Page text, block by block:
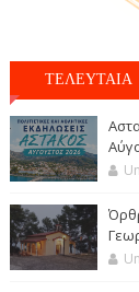
ΤΕΛΕΥΤΑΙΑ